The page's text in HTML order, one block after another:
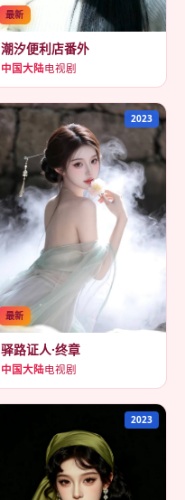
最新
潮汐便利店番外
中国大陆电视剧
最新
2023
驿路证人·终章
中国大陆电视剧
2023